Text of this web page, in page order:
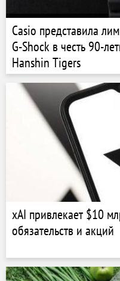
Casio представила
G-Shock в честь 90-
Hanshin Tigers
xAI привлекает $10
обязательств и акций